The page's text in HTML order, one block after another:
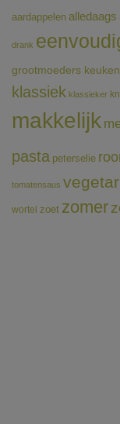
aardappelen alledaags
drank
grootmoeders keuken
klassiek klassieker
makkelijk
pasta peterselie
tomatensaus
wortel zoet zomer